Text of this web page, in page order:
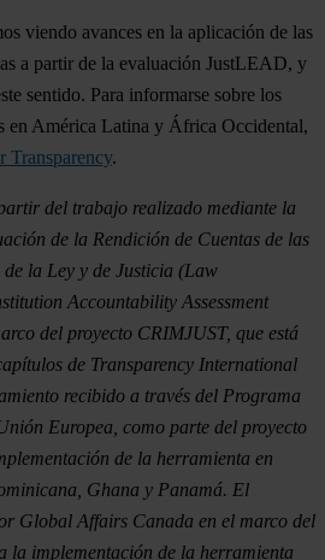
viendo avances en la aplicación de las
a partir de la evaluación JustLEAD, y
sentido. Para informarse sobre los
en América Latina y África Occidental,
Transparency.
del trabajo realizado mediante la
de la Rendición de Cuentas de las
la Ley y de Justicia (Law
Accountability Assessment
del proyecto CRIMJUST, que está
de Transparency International
recibido a través del Programa
Europea, como parte del proyecto
de la herramienta en
Ghana y Panamá. El
Global Affairs Canada en el marco del
la implementación de la herramienta